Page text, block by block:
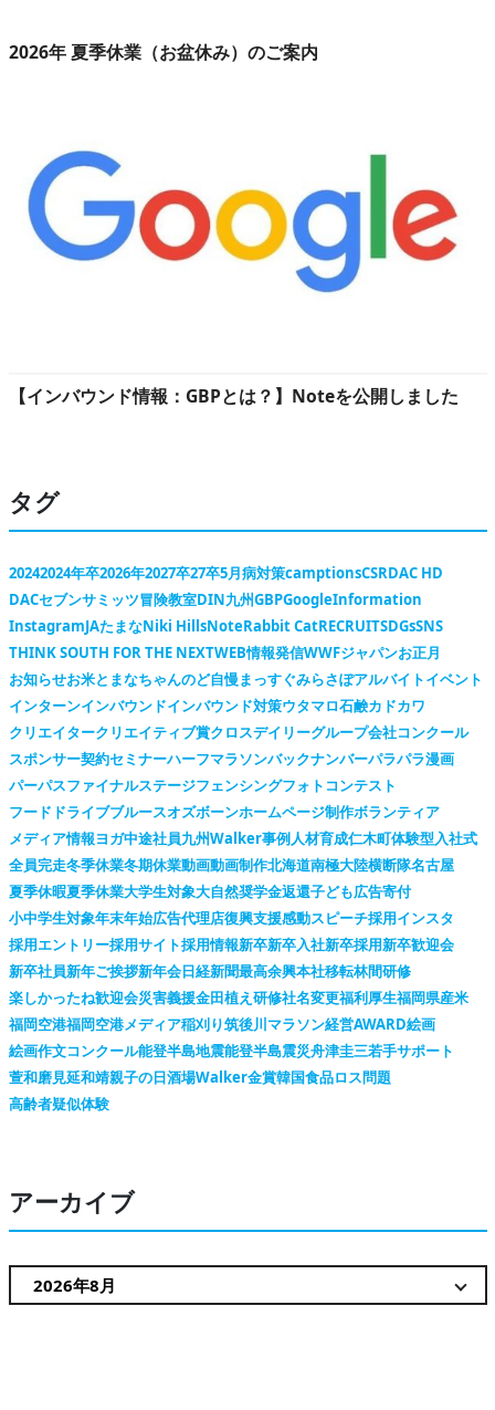
2026年 夏季休業（お盆休み）のご案内
【インバウンド情報：GBPとは？】Noteを公開しました
タグ
20242024年卒2026年2027卒27卒5月病対策camptionsCSRDAC HD
DACセブンサミッツ冒険教室DIN九州GBPGoogleInformation
InstagramJAたまなNiki HillsNoteRabbit CatRECRUITSDGsSNS
THINK SOUTH FOR THE NEXTWEB情報発信WWFジャパンお正月
お知らせお米とまなちゃんのど自慢まっすぐみらさぽアルバイトイベント
インターンインバウンドインバウンド対策ウタマロ石鹸カドカワ
クリエイタークリエイティブ賞クロスデイリーグループ会社コンクール
スポンサー契約セミナーハーフマラソンバックナンバーパラパラ漫画
パーパスファイナルステージフェンシングフォトコンテスト
フードドライブブルースオズボーンホームページ制作ボランティア
メディア情報ヨガ中途社員九州Walker事例人材育成仁木町体験型入社式
全員完走冬季休業冬期休業動画動画制作北海道南極大陸横断隊名古屋
夏季休暇夏季休業大学生対象大自然奨学金返還子ども広告寄付
小中学生対象年末年始広告代理店復興支援感動スピーチ採用インスタ
採用エントリー採用サイト採用情報新卒新卒入社新卒採用新卒歓迎会
新卒社員新年ご挨拶新年会日経新聞最高余興本社移転林間研修
楽しかったね歓迎会災害義援金田植え研修社名変更福利厚生福岡県産米
福岡空港福岡空港メディア稲刈り筑後川マラソン経営AWARD絵画
絵画作文コンクール能登半島地震能登半島震災舟津圭三若手サポート
萱和磨見延和靖親子の日酒場Walker金賞韓国食品ロス問題
高齢者疑似体験
アーカイブ